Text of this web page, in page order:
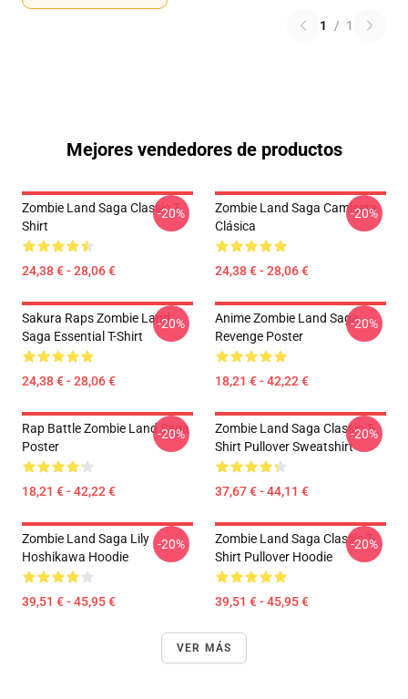
1 / 1
Mejores vendedores de productos
Zombie Land Saga Classic T-
Shirt
24,38 € - 28,06 €
-20%
Zombie Land Saga Camiseta
Clásica
24,38 € - 28,06 €
-20%
Sakura Raps Zombie Land
Saga Essential T-Shirt
24,38 € - 28,06 €
-20%
Anime Zombie Land Saga
Revenge Poster
18,21 € - 42,22 €
-20%
Rap Battle Zombie Land Saga
Poster
18,21 € - 42,22 €
-20%
Zombie Land Saga Classic T-
Shirt Pullover Sweatshirt
37,67 € - 44,11 €
-20%
Zombie Land Saga Lily
Hoshikawa Hoodie
39,51 € - 45,95 €
-20%
Zombie Land Saga Classic T-
Shirt Pullover Hoodie
39,51 € - 45,95 €
-20%
VER MÁS